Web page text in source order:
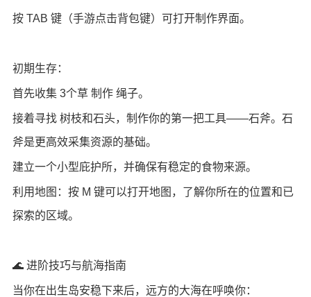
按 TAB 键（手游点击背包键）可打开制作界面。
初期生存：
首先收集 3个草 制作 绳子。
接着寻找 树枝和石头，制作你的第一把工具——石斧。石
斧是更高效采集资源的基础。
建立一个小型庇护所，并确保有稳定的食物来源。
利用地图：按 M 键可以打开地图，了解你所在的位置和已
探索的区域。
🌊 进阶技巧与航海指南
当你在出生岛安稳下来后，远方的大海在呼唤你：